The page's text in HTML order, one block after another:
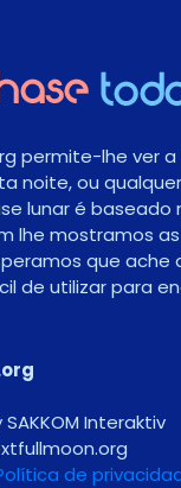
permite-lhe ver
noite, ou
lunar é baseado
lhe mostramos
que ache
de utilizar para
Interaktiv
de